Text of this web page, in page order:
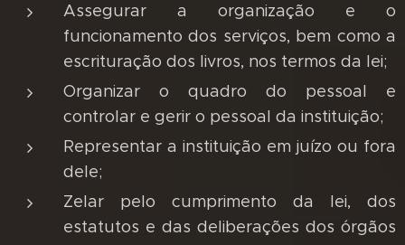
Assegurar a organização e o
funcionamento dos serviços, bem como a
escrituração dos livros, nos termos da lei;
Organizar o quadro do pessoal e
controlar e gerir o pessoal da instituição;
Representar a instituição em juízo ou fora
dele;
Zelar pelo cumprimento da lei, dos
estatutos e das deliberações dos órgãos